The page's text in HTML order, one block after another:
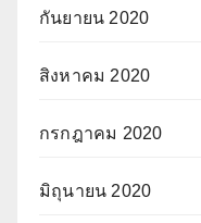
กันยายน 2020
สิงหาคม 2020
กรกฎาคม 2020
มิถุนายน 2020